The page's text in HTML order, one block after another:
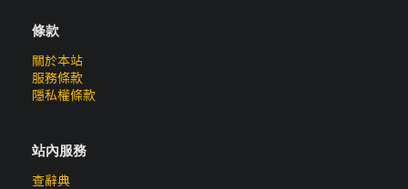
條款
關於本站
服務條款
隱私權條款
站內服務
查辭典